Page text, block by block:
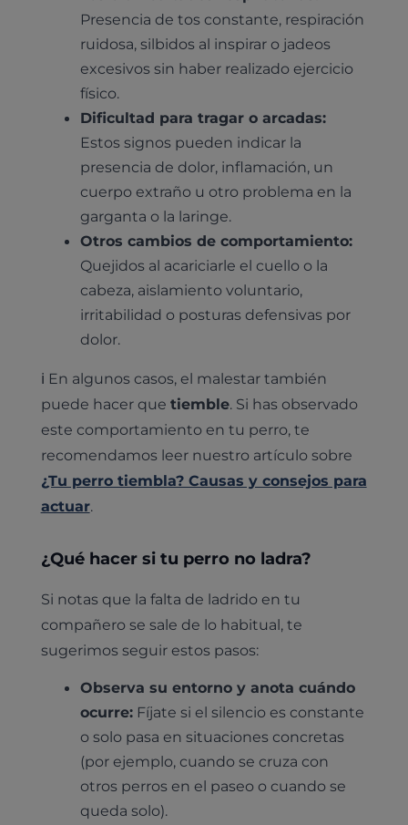
Pruebas cropológicas
Vacunación
Leishmaniasis
Revisión general y/o geriátrica
Todos los servicios
Odontología
Traumatología
Nutrición
Urología y nefrología
Cardiología
Medicina felina
Animales Exóticos
Todas las especialidades
Planes de salud para gatos
Todos los planes de salud
Comité de expertos veterinarios
Trabaja en Clinicanimal
Presencia de tos constante, respiración
ruidosa, silbidos al inspirar o jadeos
excesivos sin haber realizado ejercicio
físico.
Dificultad para tragar o arcadas:
Estos signos pueden indicar la
presencia de dolor, inflamación, un
cuerpo extraño u otro problema en la
garganta o la laringe.
Otros cambios de comportamiento:
Quejidos al acariciarle el cuello o la
cabeza, aislamiento voluntario,
irritabilidad o posturas defensivas por
dolor.
ℹ️ En algunos casos, el malestar también
puede hacer que tiemble. Si has observado
este comportamiento en tu perro, te
recomendamos leer nuestro artículo sobre
¿Tu perro tiembla? Causas y consejos para
actuar.
¿Qué hacer si tu perro no ladra?
Si notas que la falta de ladrido en tu
compañero se sale de lo habitual, te
sugerimos seguir estos pasos:
Observa su entorno y anota cuándo
ocurre: Fíjate si el silencio es constante
o solo pasa en situaciones concretas
(por ejemplo, cuando se cruza con
otros perros en el paseo o cuando se
queda solo).